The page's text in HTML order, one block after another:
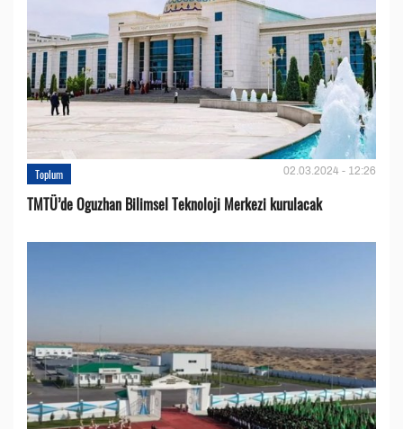
Toplum 02.03.2024 - 12:26
TMTÜ’de Oguzhan Bilimsel Teknoloji Merkezi kurulacak